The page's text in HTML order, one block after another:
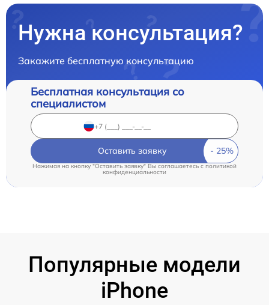
Нужна консультация?
Закажите бесплатную консультацию
Бесплатная консультация со
специалистом
Оставить заявку
Нажимая на кнопку "Оставить заявку" Вы соглашаетесь cполитикой
конфиденциальности
Популярные модели
iPhone